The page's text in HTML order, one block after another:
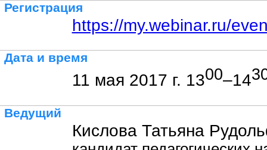
Регистрация
https://my.webinar.ru/
Дата и время
11 мая 2017 г. 1300–14
Ведущий
Кислова Татьяна